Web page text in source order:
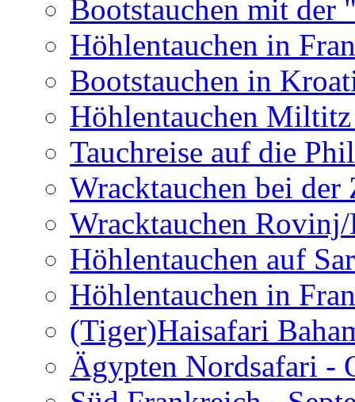
Bootstauchen mit
Höhlentauchen in
Bootstauchen in
Höhlentauchen
Tauchreise auf die
Wracktauchen bei der
Wracktauchen
Höhlentauchen auf
Höhlentauchen in
(Tiger)Haisafari
Ägypten Nordsafari -